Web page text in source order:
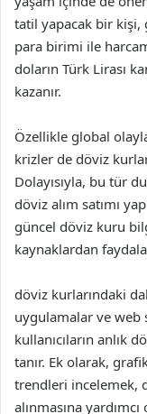
tatil yapacak bir kişi,
para birimi ile
doların Türk Lirası
kazanır.
Özellikle global
krizler de döviz
Dolayısıyla, bu tür
döviz alım satımı
güncel döviz kuru
kaynaklardan
döviz kurlarındaki
uygulamalar ve web
kullanıcıların anlık
tanır. Ek olarak,
trendleri incelemek,
alınmasına yardımcı